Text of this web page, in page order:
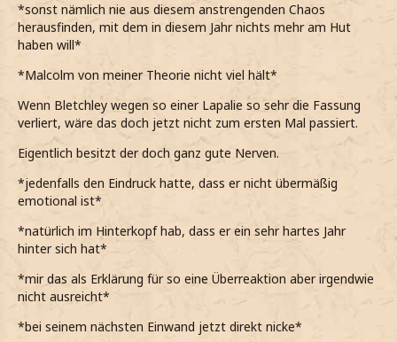
*sonst nämlich nie aus diesem anstrengenden Chaos
herausfinden, mit dem in diesem Jahr nichts mehr am Hut
haben will*
*Malcolm von meiner Theorie nicht viel hält*
Wenn Bletchley wegen so einer Lapalie so sehr die Fassung
verliert, wäre das doch jetzt nicht zum ersten Mal passiert.
Eigentlich besitzt der doch ganz gute Nerven.
*jedenfalls den Eindruck hatte, dass er nicht übermäßig
emotional ist*
*natürlich im Hinterkopf hab, dass er ein sehr hartes Jahr
hinter sich hat*
*mir das als Erklärung für so eine Überreaktion aber irgendwie
nicht ausreicht*
*bei seinem nächsten Einwand jetzt direkt nicke*